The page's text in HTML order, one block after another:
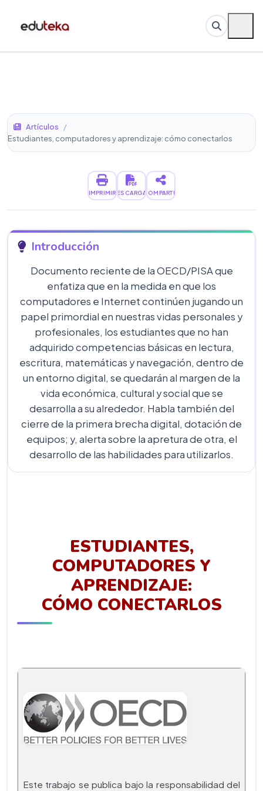
Artículos
/
Estudiantes, computadores y aprendizaje: cómo conectarlos
IMPRIMIRDESCARGARCOMPARTIR
Introducción
Documento reciente de la OECD/PISA que
enfatiza que en la medida en que los
computadores e Internet continúen jugando un
papel primordial en nuestras vidas personales y
profesionales, los estudiantes que no han
adquirido competencias básicas en lectura,
escritura, matemáticas y navegación, dentro de
un entorno digital, se quedarán al margen de la
vida económica, cultural y social que se
desarrolla a su alrededor. Habla también del
cierre de la primera brecha digital, dotación de
equipos; y, alerta sobre la apretura de otra, el
desarrollo de las habilidades para utilizarlos.
ESTUDIANTES,
COMPUTADORES Y
APRENDIZAJE:
CÓMO CONECTARLOS
Este trabajo se publica bajo la responsabilidad del